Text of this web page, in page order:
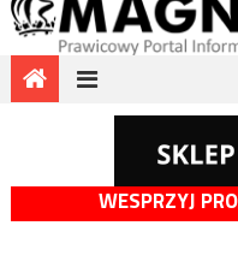
WESPRZYJ